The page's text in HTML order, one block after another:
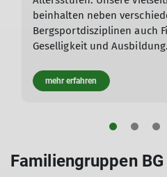
beinhalten neben
Bergsportdisziplinen auch
Geselligkeit und Ausbildung.
mehr erfahren
Familiengruppen